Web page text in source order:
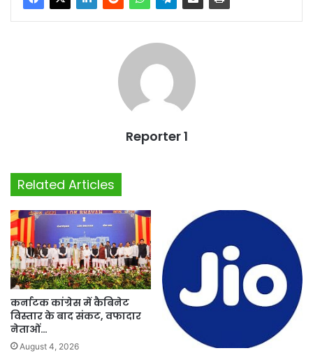
Reporter 1
Related Articles
कर्नाटक कांग्रेस में कैबिनेट
विस्तार के बाद संकट, वफादार
नेताओं…
August 4, 2026